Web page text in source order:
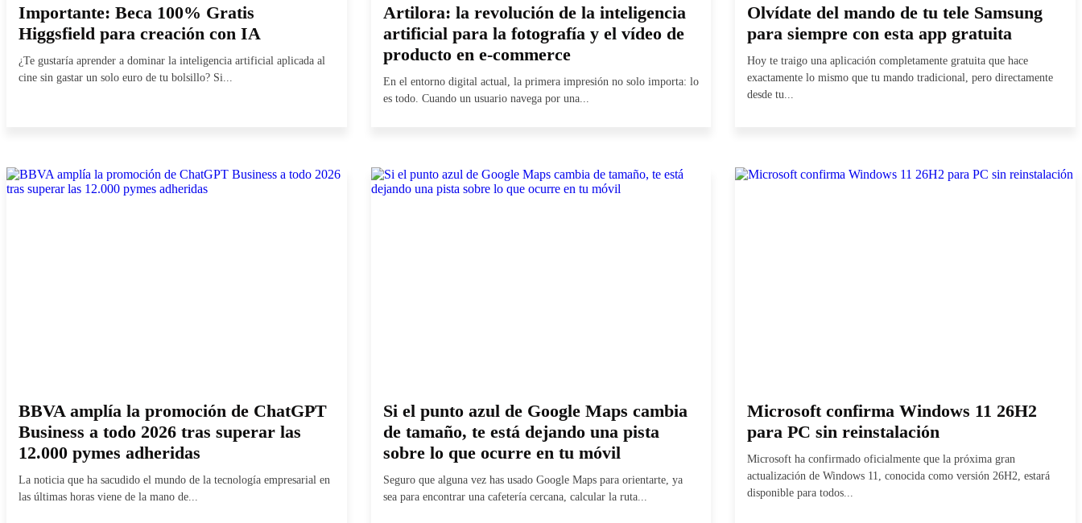
Importante: Beca 100% Gratis
Higgsfield para creación con IA
¿Te gustaría aprender a dominar la inteligencia artificial aplicada al
cine sin gastar un solo euro de tu bolsillo? Si...
Artilora: la revolución de la inteligencia
artificial para la fotografía y el vídeo de
producto en e-commerce
En el entorno digital actual, la primera impresión no solo importa: lo
es todo. Cuando un usuario navega por una...
Olvídate del mando de tu tele Samsung
para siempre con esta app gratuita
Hoy te traigo una aplicación completamente gratuita que hace
exactamente lo mismo que tu mando tradicional, pero directamente
desde tu...
BBVA amplía la promoción de ChatGPT
Business a todo 2026 tras superar las
12.000 pymes adheridas
La noticia que ha sacudido el mundo de la tecnología empresarial en
las últimas horas viene de la mano de...
Si el punto azul de Google Maps cambia
de tamaño, te está dejando una pista
sobre lo que ocurre en tu móvil
Seguro que alguna vez has usado Google Maps para orientarte, ya
sea para encontrar una cafetería cercana, calcular la ruta...
Microsoft confirma Windows 11 26H2
para PC sin reinstalación
Microsoft ha confirmado oficialmente que la próxima gran
actualización de Windows 11, conocida como versión 26H2, estará
disponible para todos...